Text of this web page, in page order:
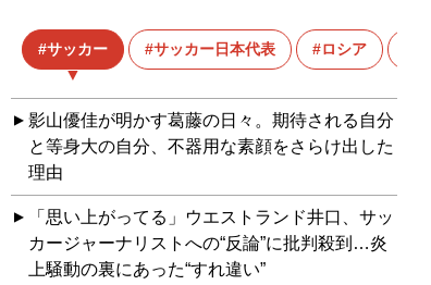
サッカー サッカー日本代表 ロシア
影山優佳が明かす葛藤の日々。期待される自分
と等身大の自分、不器用な素顔をさらけ出した
理由
「思い上がってる」ウエストランド井口、サッ
カージャーナリストへの“反論”に批判殺到…炎
上騒動の裏にあった“すれ違い”